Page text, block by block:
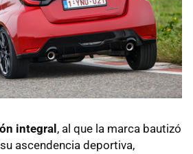
integral , al que la marca bautizó
ascendencia deportiva,